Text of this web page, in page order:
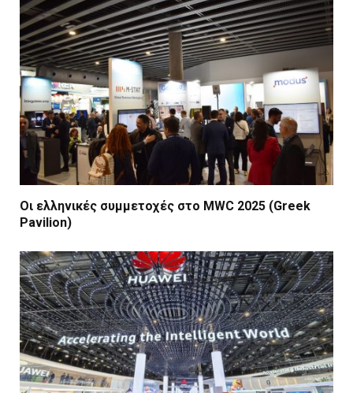
Οι ελληνικές συμμετοχές στο MWC 2025 (Greek
Pavilion)